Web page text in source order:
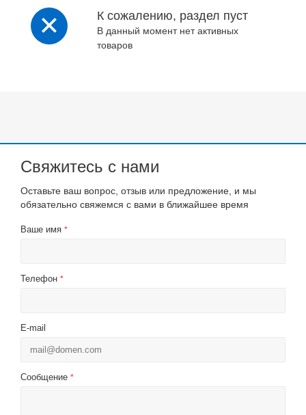
К сожалению, раздел пуст
В данный момент нет активных
товаров
Свяжитесь с нами
Оставьте ваш вопрос, отзыв или предложение, и мы
обязательно свяжемся с вами в ближайшее время
Ваше имя *
Телефон *
E-mail
Сообщение *